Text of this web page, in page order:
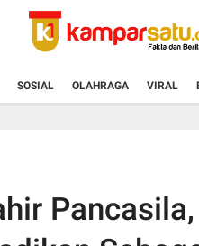
SOSIAL OLAHRAGA VIRAL